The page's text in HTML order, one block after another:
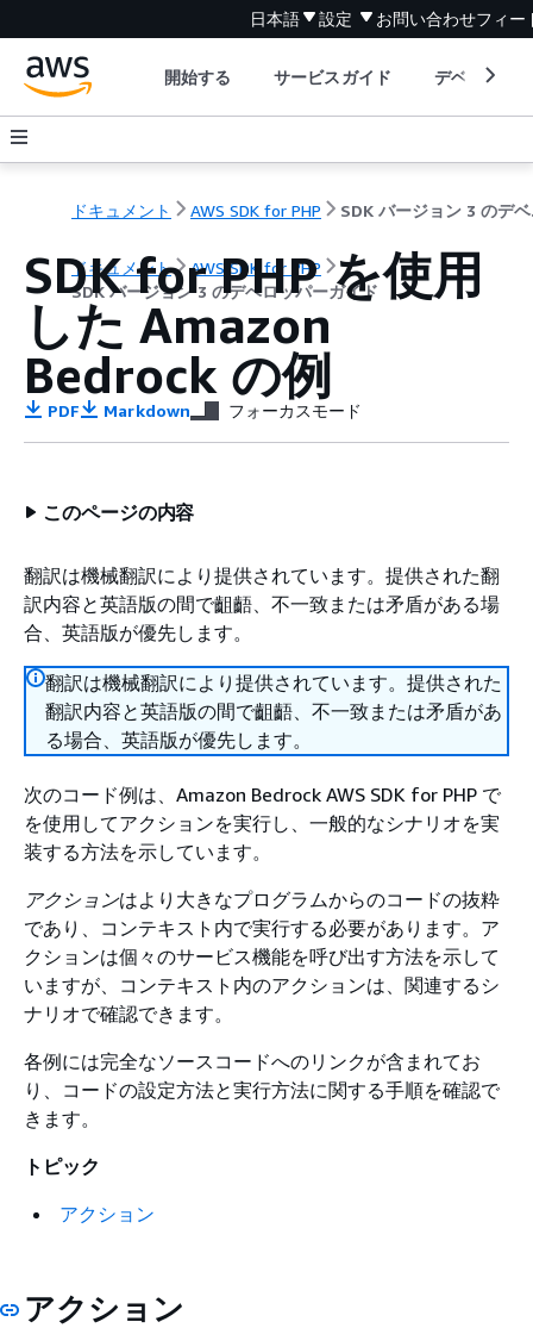
日本語 設定 お問い合わせフィー
開始する サービスガイド デベロッパ
ドキュメント AWS SDK for PHP
ドキュメント
AWS SDK for PHP
SDK バージョン 3 のデベロッパーガイド
SDK for PHP を使用
した Amazon
Bedrock の例
PDF Markdown フォーカスモード
このページの内容
翻訳は機械翻訳により提供されています。提供された翻
訳内容と英語版の間で齟齬、不一致または矛盾がある場
合、英語版が優先します。
翻訳は機械翻訳により提供されています。提供された
翻訳内容と英語版の間で齟齬、不一致または矛盾があ
る場合、英語版が優先します。
次のコード例は、Amazon Bedrock AWS SDK for PHP で
を使用してアクションを実行し、一般的なシナリオを実
装する方法を示しています。
アクションはより大きなプログラムからのコードの抜粋
であり、コンテキスト内で実行する必要があります。ア
クションは個々のサービス機能を呼び出す方法を示して
いますが、コンテキスト内のアクションは、関連するシ
ナリオで確認できます。
各例には完全なソースコードへのリンクが含まれてお
り、コードの設定方法と実行方法に関する手順を確認で
きます。
トピック
アクション
アクション